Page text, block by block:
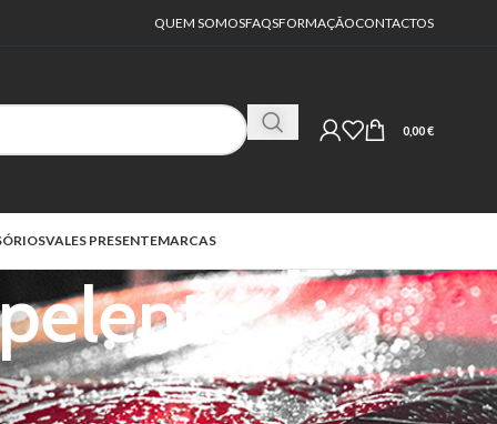
QUEM SOMOSFAQSFORMAÇÃOCONTACTOS
0,00€
VALES PRESENTEMARCAS
18 24